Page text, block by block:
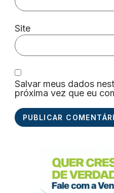
Site
Salvar meus dados
próxima vez que eu